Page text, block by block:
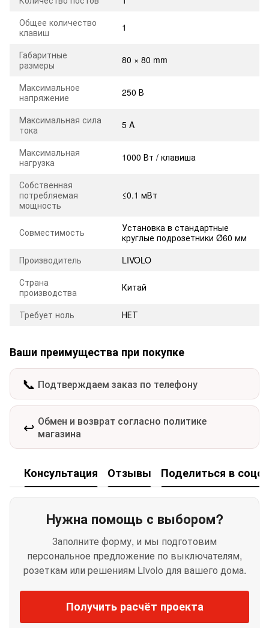
Общее количество
клавиш
1
Габаритные
размеры
80 × 80 mm
Максимальное
напряжение
250 В
Максимальная сила
тока
5 A
Максимальная
нагрузка
1000 Вт / клавиша
Собственная
потребляемая
мощность
≤0.1 мВт
Совместимость
Установка в стандартные
круглые подрозетники Ø60 мм
Производитель
LIVOLO
Страна
производства
Китай
Требует ноль НЕТ
Ваши преимущества при покупке
📞 Подтверждаем заказ по телефону
↩️ Обмен и возврат согласно политике
магазина
Консультация Отзывы Поделиться в
Нужна помощь с выбором?
Заполните форму, и мы подготовим
персональное предложение по выключателям,
розеткам или решениям Livolo для вашего дома.
Получить расчёт проекта